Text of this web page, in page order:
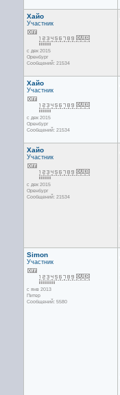
Хайо
Участник
с дек 2015
Оренбург
Сообщений: 21534
Хайо
Участник
с дек 2015
Оренбург
Сообщений: 21534
Хайо
Участник
с дек 2015
Оренбург
Сообщений: 21534
Simon
Участник
с янв 2013
Питер
Сообщений: 5580